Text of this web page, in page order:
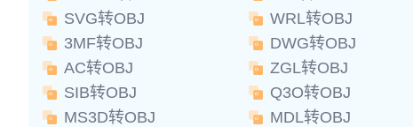
SVG转OBJ
WRL转OBJ
3MF转OBJ
DWG转OBJ
AC转OBJ
ZGL转OBJ
SIB转OBJ
Q3O转OBJ
MS3D转OBJ
MDL转OBJ